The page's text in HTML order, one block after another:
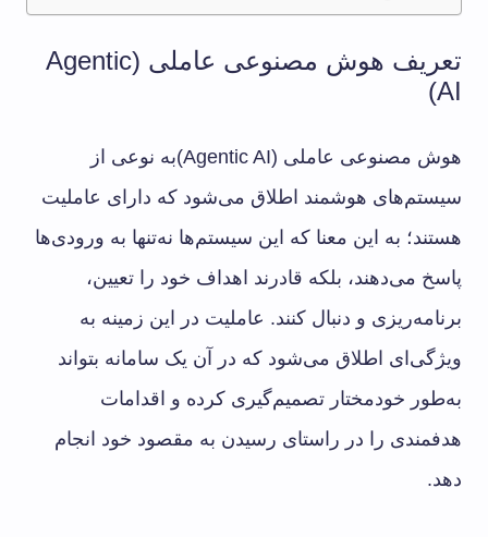
تعریف هوش مصنوعی عاملی (Agentic
AI)
هوش مصنوعی عاملی (Agentic AI)به نوعی از
سیستم‌های هوشمند اطلاق می‌شود که دارای عاملیت
هستند؛ به این معنا که این سیستم‌ها نه‌تنها به ورودی‌ها
پاسخ می‌دهند، بلکه قادرند اهداف خود را تعیین،
برنامه‌ریزی و دنبال کنند. عاملیت در این زمینه به
ویژگی‌ای اطلاق می‌شود که در آن یک سامانه بتواند
به‌طور خودمختار تصمیم‌گیری کرده و اقدامات
هدفمندی را در راستای رسیدن به مقصود خود انجام
دهد.